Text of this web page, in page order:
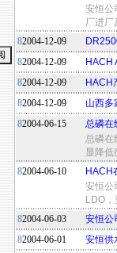
安恒公
厂进厂
82004-12-09
82004-12-09
HACH
82004-12-09
HACH
82004-12-09
山西多
82004-06-15
总磷在
总磷在
显降
82004-06-10
HACH
安恒公
LDO
82004-06-03
安恒公
82004-06-01
安恒供